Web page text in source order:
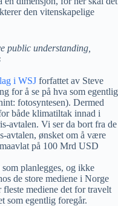
den vitenskapelige
public understanding,
i WSJ forfattet av Steve
for å se på hva som egentlig
fotosyntesen). Dermed
både klimatiltak innad i
avtalen. Vi ser da bort fra de
avtalen, ønsket om å være
på 100 Mrd USD
planlegges, og ikke
de store mediene i Norge
mediene det for travelt
som egentlig foregår.